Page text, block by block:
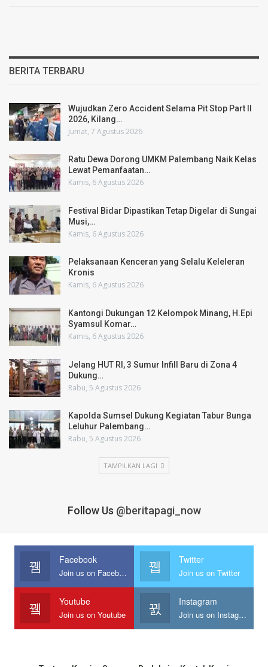
BERITA TERBARU
Wujudkan Zero Accident Selama Pit Stop Part II
2026, Kilang…
Jumat, 7 Agustus 2026
Ratu Dewa Dorong UMKM Palembang Naik Kelas
Lewat Pemanfaatan…
Kamis, 6 Agustus 2026
Festival Bidar Dipastikan Tetap Digelar di Sungai
Musi,…
Kamis, 6 Agustus 2026
Pelaksanaan Kenceran yang Selalu Keleleran
Kronis
Kamis, 6 Agustus 2026
Kantongi Dukungan 12 Kelompok Minang, H.Epi
Syamsul Komar…
Kamis, 6 Agustus 2026
Jelang HUT RI, 3 Sumur Infill Baru di Zona 4
Dukung…
Rabu, 5 Agustus 2026
Kapolda Sumsel Dukung Kegiatan Tabur Bunga
Leluhur Palembang…
Rabu, 5 Agustus 2026
TAMPILKAN LAGI
Follow Us @beritapagi_now
Facebook
Join us on Facebook
Twitter
Join us on Twitter
Youtube
Join us on Youtube
Instagram
Join us on Instagram